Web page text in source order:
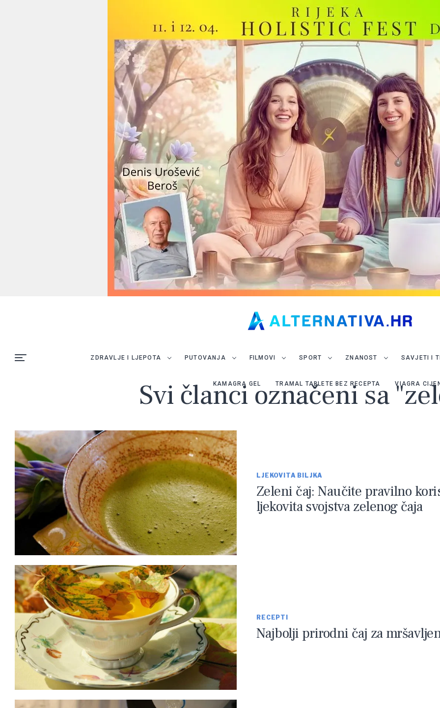
ZDRAVLJE I LJEPOTA PUTOVANJA FILMOVI SPORT ZNANOST SAVJETI I
KAMAGRA GEL TRAMAL TABLETE BEZ RECEPTA VIAGRA
Svi članci označeni sa
LJEKOVITA BILJKA
Zeleni čaj: Naučite pravilno
ljekovita svojstva zelenog čaja
RECEPTI
Najbolji prirodni čaj za